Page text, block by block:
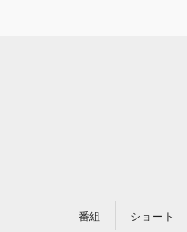
番組 ショート